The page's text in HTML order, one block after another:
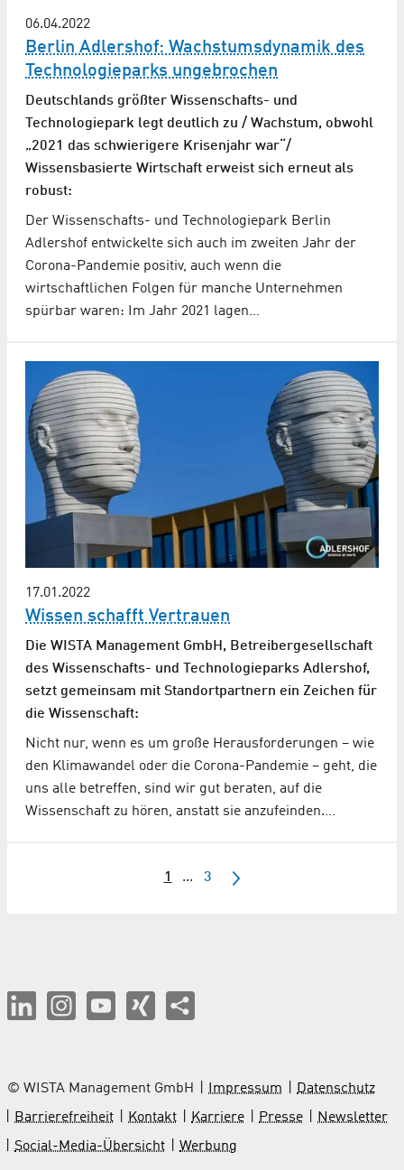
06.04.2022
Berlin Adlershof: Wachstumsdynamik des
Technologieparks ungebrochen
Deutschlands größter Wissenschafts- und
Technologiepark legt deutlich zu / Wachstum, obwohl
„2021 das schwierigere Krisenjahr war“/
Wissensbasierte Wirtschaft erweist sich erneut als
robust:
Der Wissenschafts- und Technologiepark Berlin
Adlershof entwickelte sich auch im zweiten Jahr der
Corona-Pandemie positiv, auch wenn die
wirtschaftlichen Folgen für manche Unternehmen
spürbar waren: Im Jahr 2021 lagen…
17.01.2022
Wissen schafft Vertrauen
Die WISTA Management GmbH, Betreibergesellschaft
des Wissenschafts- und Technologieparks Adlershof,
setzt gemeinsam mit Standortpartnern ein Zeichen für
die Wissenschaft:
Nicht nur, wenn es um große Herausforderungen – wie
den Klimawandel oder die Corona-Pandemie – geht, die
uns alle betreffen, sind wir gut beraten, auf die
Wissenschaft zu hören, anstatt sie anzufeinden.…
1 ... 3
© WISTA Management GmbH Impressum
Datenschutz
Barrierefreiheit
Kontakt Karriere Presse
Newsletter
Social-Media-Übersicht
Werbung